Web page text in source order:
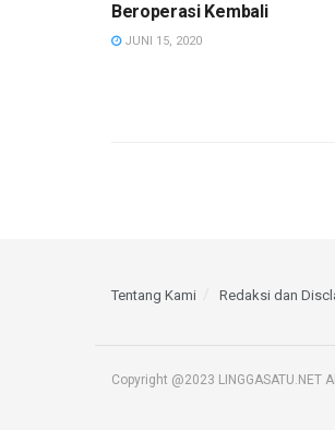
Beroperasi Kembali
JUNI 15, 2020
Tentang Kami Redaksi dan
Copyright @2023 LINGGASATU.NET